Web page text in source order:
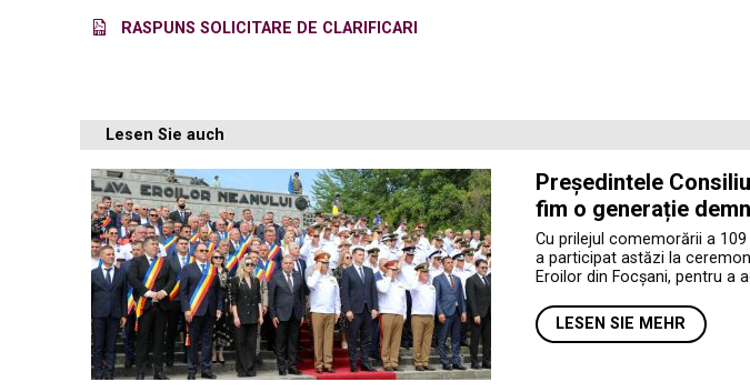
RASPUNS SOLICITARE DE CLARIFICARI
Lesen Sie auch
Președintele
fim o generație
Cu prilejul comemorării a
a participat astăzi la
Eroilor din Focșani, pentru a
LESEN SIE MEHR